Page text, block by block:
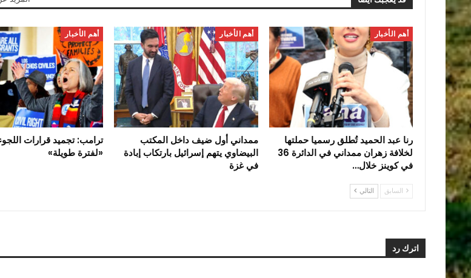
أهم الأخبار
رنا عبد الحميد تُطلق رسميا حملتها
لخلافة زهران ممداني في الدائرة 36
في كوينز خلال…
أهم الأخبار
ممداني أول ضيف داخل المكتب
البيضاوي يتهم إسرائيل بارتكاب إبادة
في غزة
أهم الأخبار
ترامب: تجميد قرارات
«لفترة طويلة»
السابق التالي
اترك رد